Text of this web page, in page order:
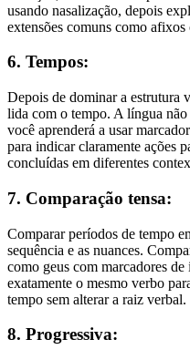
usando nasalização, depois
extensões comuns como
6. Tempos:
Depois de dominar a estrutura
lida com o tempo. A língua
você aprenderá a usar
para indicar claramente ações
concluídas em diferentes
7. Comparação tensa:
Comparar períodos de tempo
sequência e as nuances.
como geus com marcadores
exatamente o mesmo verbo
tempo sem alterar a raiz verbal.
8. Progressiva: